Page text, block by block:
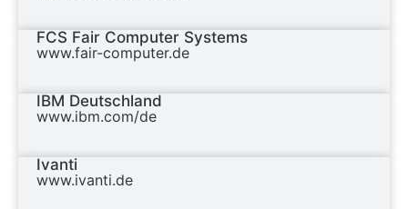
FCS Fair Computer Systems
www.fair-computer.de
IBM Deutschland
www.ibm.com/de
Ivanti
www.ivanti.de